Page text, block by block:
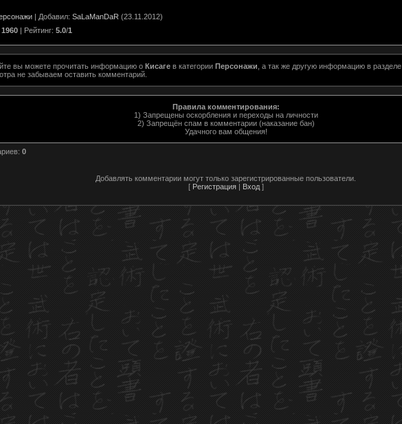
| Добавил: SaLaManDaR (23.11.2012)
1960 | Рейтинг: 5.0/1
вы можете прочитать информацию о Кисаге в категории Персонажи , а так же другую информацию в разделе
не забываем оставить комментарий.
Правила комментирования:
1) Запрещены оскорбления и переходы на личности
2) Запрещён спам в комментарии (наказание бан)
Удачного вам общения!
: 0
Добавлять комментарии могут только зарегистрированные пользователи.
[ Регистрация| Вход]